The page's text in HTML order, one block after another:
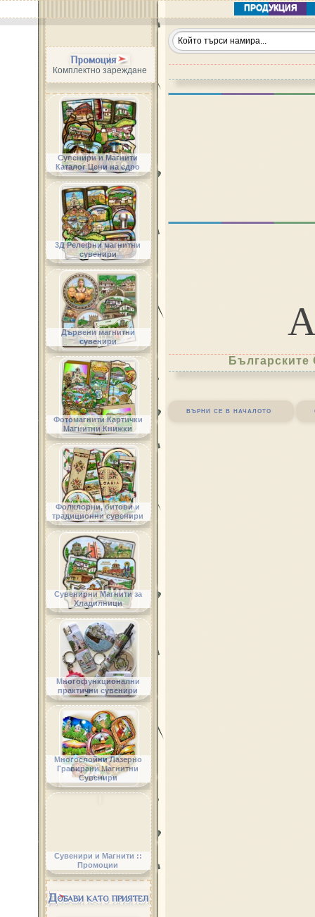
ПРОДУКЦИЯ
върни се в началото
Промоция
Комплектно зареждане
Сувенири и Магнити
Каталог Цени на едро
3Д Релефни магнитни
сувенири
Дървени магнитни
сувенири
Фотомагнити Картички
Магнитни Книжки
Фолклорни, битови и
традиционни сувенири
Сувенирни Магнити за
Хладилници
Многофункционални
практични сувенири
Многослойни Лазерно
Гравирани Магнитни
Сувенири
Сувенири и Магнити ::
Промоции
Добави като приятел